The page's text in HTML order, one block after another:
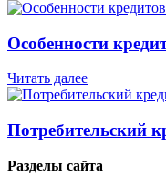
Особенности
Читать далее
Потребительский
Разделы сайта